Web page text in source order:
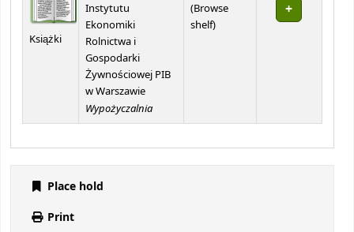
Książki
Instytutu
Ekonomiki
Rolnictwa i
Gospodarki
Żywnościowej PIB
w Warszawie
Wypożyczalnia
(Browse
shelf(Opens below)
)
Place hold
Print